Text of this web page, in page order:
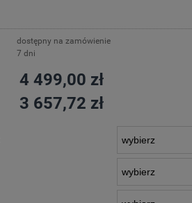
dostępny na zamówienie
7 dni
4 499,00 zł
3 657,72 zł